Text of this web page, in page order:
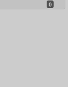
0